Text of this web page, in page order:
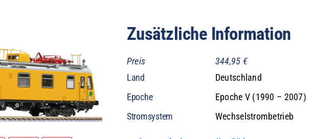
Zusätzliche Information
Preis 344,95 €
Land
Deutschland
Epoche
Epoche V (1990 – 2007)
Stromsystem
Wechselstrombetrieb